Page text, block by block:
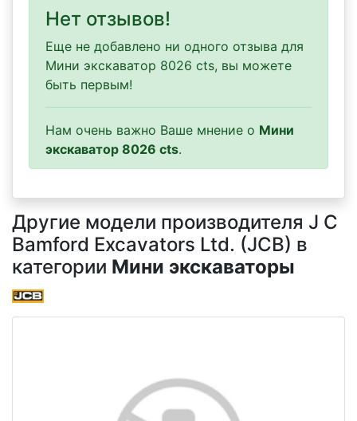
Нет отзывов!
Еще не добавлено ни одного отзыва для
Мини экскаватор 8026 cts, вы можете
быть первым!
Нам очень важно Ваше мнение о Мини
экскаватор 8026 cts.
Другие модели производителя J C
Bamford Excavators Ltd. (JCB) в
категории Мини экскаваторы